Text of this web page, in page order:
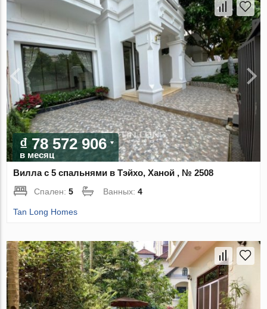
₫ 78 572 906
в месяц
Вилла с 5 спальнями в Тэйхо, Ханой , № 2508
Спален:5 Ванных:4
Tan Long Homes